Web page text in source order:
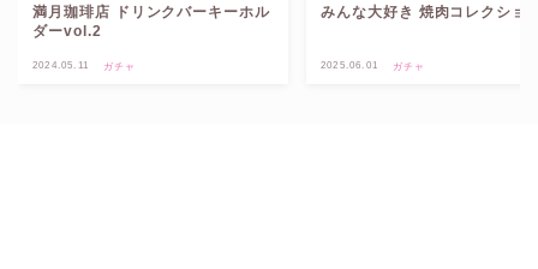
満月珈琲店 ドリンクバーキーホル
ダーvol.2
2024.05.11 ガチャ
みんな大好き 焼肉コレクショ
2025.06.01 ガチャ